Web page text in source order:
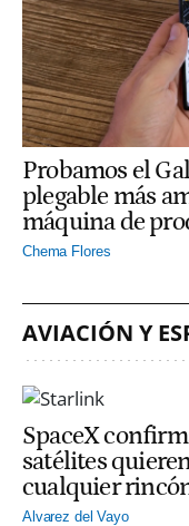
Probamos el
plegable más
máquina de
Chema Flores
AVIACIÓN Y
SpaceX
satélites
cualquier
Alvarez del Vayo